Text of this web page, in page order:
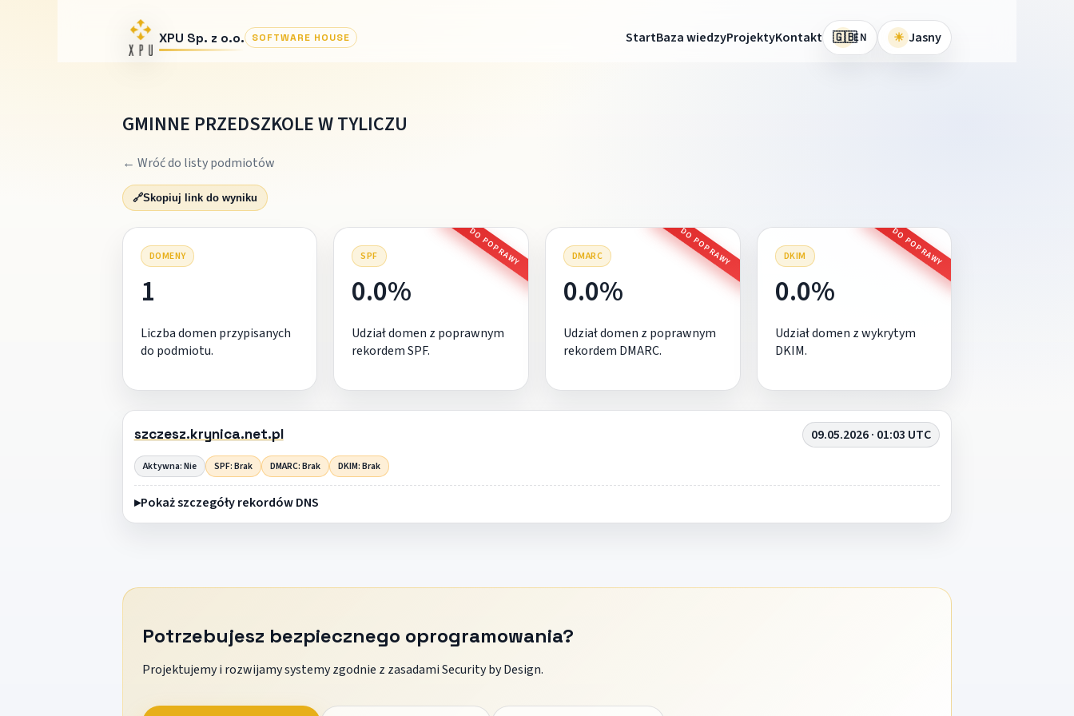
XPU Sp. z o.o. SOFTWARE HOUSE StartBaza wiedzyProjektyKontakt 🇬🇧EN ☀ Jasny
GMINNE PRZEDSZKOLE W TYLICZU
← Wróć do listy podmiotów
🔗Skopiuj link do wyniku
DOMENY
1
Liczba domen przypisanych
do podmiotu.
SPF DO POPRAWY
0.0%
Udział domen z poprawnym
rekordem SPF.
DMARC DO POPRAWY
0.0%
Udział domen z poprawnym
rekordem DMARC.
DKIM DO POPRAWY
0.0%
Udział domen z wykrytym
DKIM.
szczesz.krynica.net.pl 09.05.2026 · 01:03 UTC
Aktywna: Nie SPF: Brak DMARC: Brak DKIM: Brak
Pokaż szczegóły rekordów DNS
Potrzebujesz bezpiecznego oprogramowania?
Projektujemy i rozwijamy systemy zgodnie z zasadami Security by Design.